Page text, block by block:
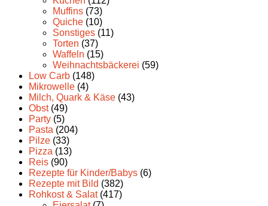
Muffins (73)
Quiche (10)
Sonstiges (11)
Torten (37)
Waffeln (15)
Weihnachtsbäckerei (59)
Low Carb (148)
Mikrowelle (4)
Milch, Quark & Käse (43)
Obst(49)
Party (5)
Pasta (204)
Pilze (33)
Pizza (13)
Reis (90)
Rezepte für Kinder/Babys (6)
Rezepte mit Bild (382)
Rohkost & Salat(417)